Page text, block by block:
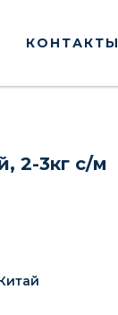
КОНТАКТЫ
2-3кг с/м